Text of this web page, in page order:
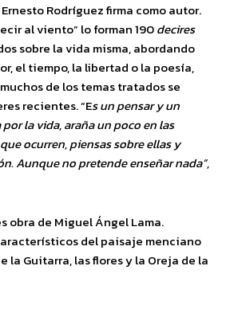
Rodríguez firma como autor.
al viento” lo forman 190decires
sobre la vida misma, abordando
el tiempo, la libertad o la poesía,
de los temas tratados se
recientes. “Es un pensar y un
la vida, araña un poco en las
ocurren, piensas sobre ellas y
Aunque no pretende enseñar nada”,
obra de Miguel Ángel Lama.
del paisaje menciano
la Guitarra, las flores y la Oreja de la